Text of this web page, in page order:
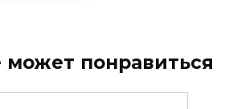
понравиться